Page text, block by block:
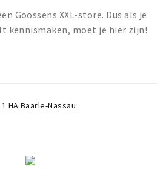
Goossens XXL-store. Dus als je
kennismaken, moet je hier zijn!
HA Baarle-Nassau